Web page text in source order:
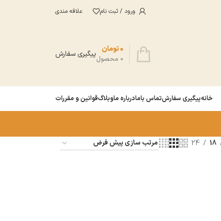
ورود / ثبت نام علاقه مندی
0 محصول
0تومان پیگیری سفارش
خانهپیگیری سفارشتماس بامادرباره ماوبلاگقوانین و مقررات
18
24